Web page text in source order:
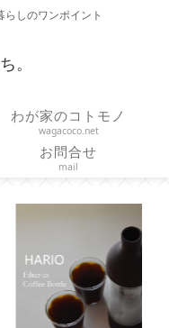
しのワンポイント
。
わが家のコトモノ
wagacoco.net
お問合せ
mail